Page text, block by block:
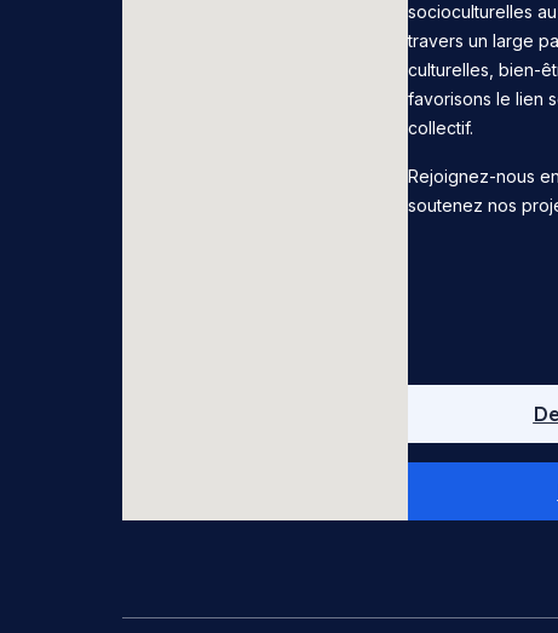
socioculturelles
travers un large
culturelles, bien-
favorisons le lien
collectif.
Rejoignez-nous
soutenez nos